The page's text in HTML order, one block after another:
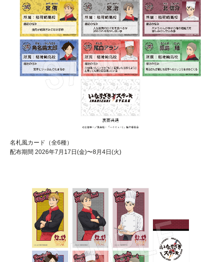
名札風カード（全6種）
配布期間 2026年7月17日(金)〜8月4日(火)